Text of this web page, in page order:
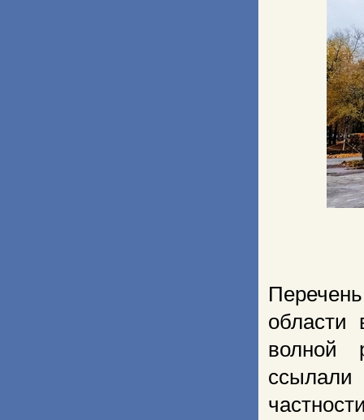
области
волной
ссылали